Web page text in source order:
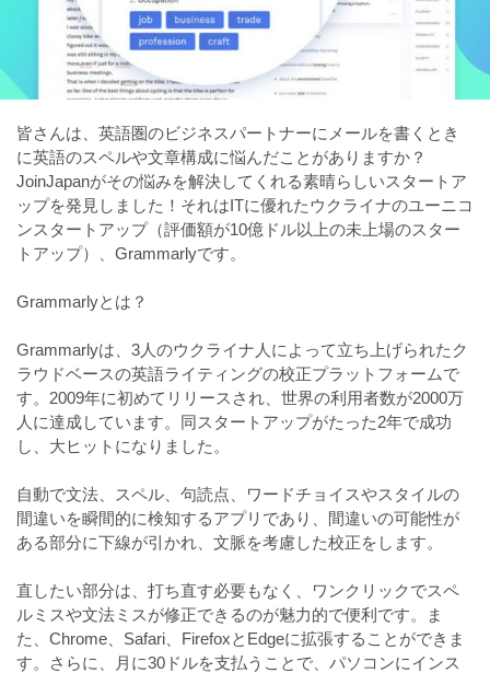
皆さんは、英語圏のビジネスパートナーにメールを書くとき
に英語のスペルや文章構成に悩んだことがありますか？
JoinJapanがその悩みを解決してくれる素晴らしいスタートア
ップを発見しました！それはITに優れたウクライナのユーニコ
ンスタートアップ（評価額が10億ドル以上の未上場のスター
トアップ）、Grammarlyです。
Grammarlyとは？
Grammarlyは、3人のウクライナ人によって立ち上げられたク
ラウドベースの英語ライティングの校正プラットフォームで
す。2009年に初めてリリースされ、世界の利用者数が2000万
人に達成しています。同スタートアップがたった2年で成功
し、大ヒットになりました。
自動で文法、スペル、句読点、ワードチョイスやスタイルの
間違いを瞬間的に検知するアプリであり、間違いの可能性が
ある部分に下線が引かれ、文脈を考慮した校正をします。
直したい部分は、打ち直す必要もなく、ワンクリックでスペ
ルミスや文法ミスが修正できるのが魅力的で便利です。ま
た、Chrome、Safari、FirefoxとEdgeに拡張することができま
す。さらに、月に30ドルを支払うことで、パソコンにインス